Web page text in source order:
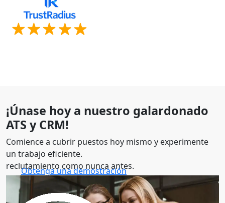
¡Únase hoy a nuestro galardonado
ATS y CRM!
Comience a cubrir puestos hoy mismo y experimente
un trabajo eficiente.
reclutamiento como nunca antes.
Obtenga una demostración
30 minutos para explorar el software.